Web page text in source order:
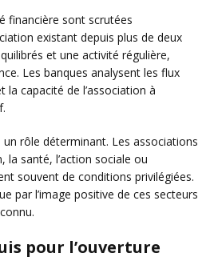
financière sont scrutées
existant depuis plus de deux
et une activité régulière,
Les banques analysent les flux
la capacité de l’association à
un rôle déterminant. Les associations
la santé, l’action sociale ou
souvent de conditions privilégiées.
par l’image positive de ces secteurs
pour l’ouverture